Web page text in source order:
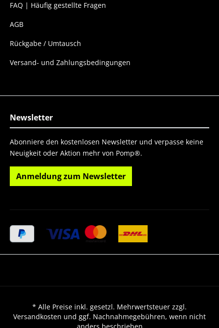
FAQ | Häufig gestellte Fragen
AGB
Rückgabe / Umtausch
Versand- und Zahlungsbedingungen
Newsletter
Abonniere den kostenlosen Newsletter und verpasse keine
Neuigkeit oder Aktion mehr von Pomp®.
Anmeldung zum Newsletter
* Alle Preise inkl. gesetzl. Mehrwertsteuer zzgl.
Versandkosten und ggf. Nachnahmegebühren, wenn nicht